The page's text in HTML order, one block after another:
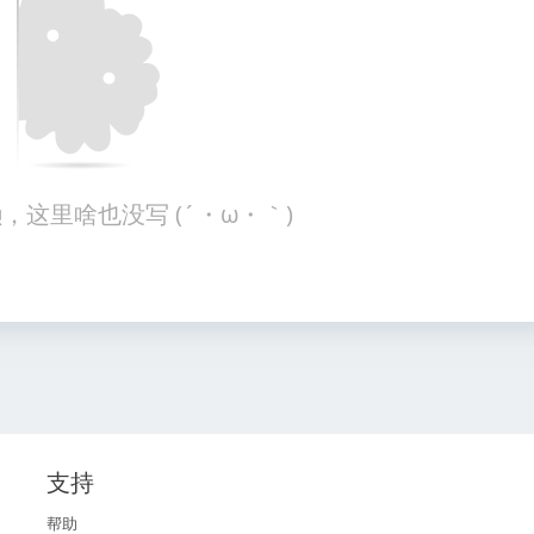
这里啥也没写 (´・ω・｀)
支持
帮助